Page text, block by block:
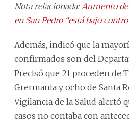
Nota relacionada: Aumento
en San Pedro “está bajo
Además, indicó que la
confirmados son del
Precisó que 21 proceden de
Grermania y ocho de Santa
Vigilancia de la Salud alertó
casos no contaba con